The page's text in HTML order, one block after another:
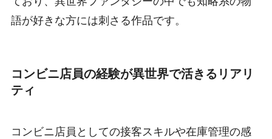
語が好きな方には刺さる作品です。
コンビニ店員の経験が異世界で活きるリアリ
ティ
コンビニ店員としての接客スキルや在庫管理の感